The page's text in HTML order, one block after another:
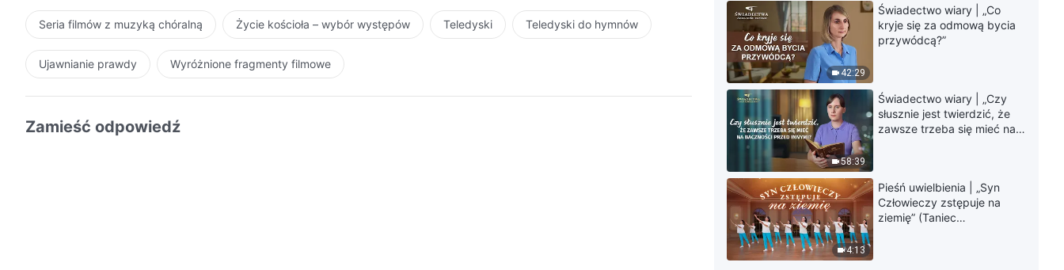
30:53
13:40
Chrześcijańskie świadectwo
wiary | „Czy przebaczenie za
nasze grzechy jest biletem
wstępu do królestwa
niebieskiego?”
Seria filmów z muzyką chóralną Życie kościoła – wybór występów Teledyski Teledyski do hymnów
Ujawnianie prawdy Wyróżnione fragmenty filmowe
Zamieść odpowiedź
42:29
Świadectwo wiary | „Co
kryje się za odmową bycia
przywódcą?”
58:39
Świadectwo wiary | „Czy
słusznie jest twierdzić, że
zawsze trzeba się mieć na
4:13
Pieśń uwielbienia | „Syn
Człowieczy zstępuje na
ziemię” (Taniec